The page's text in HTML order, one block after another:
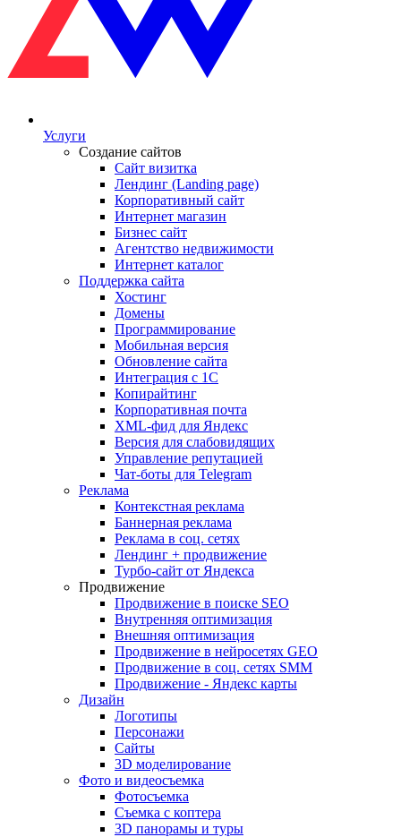
Услуги
Создание сайтов
Сайт визитка
Лендинг (Landing page)
Корпоративный сайт
Интернет магазин
Бизнес сайт
Агентство недвижимости
Интернет каталог
Поддержка сайта
Хостинг
Домены
Программирование
Мобильная версия
Обновление сайта
Интеграция с 1С
Копирайтинг
Корпоративная почта
XML-фид для Яндекс
Версия для слабовидящих
Управление репутацией
Чат-боты для Telegram
Реклама
Контекстная реклама
Баннерная реклама
Реклама в соц. сетях
Лендинг + продвижение
Турбо-сайт от Яндекса
Продвижение
Продвижение в поиске SEO
Внутренняя оптимизация
Внешняя оптимизация
Продвижение в нейросетях GEO
Продвижение в соц. сетях SMM
Продвижение - Яндекс карты
Дизайн
Логотипы
Персонажи
Сайты
3D моделирование
Фото и видеосъемка
Фотосъемка
Съемка с коптера
3D панорамы и туры